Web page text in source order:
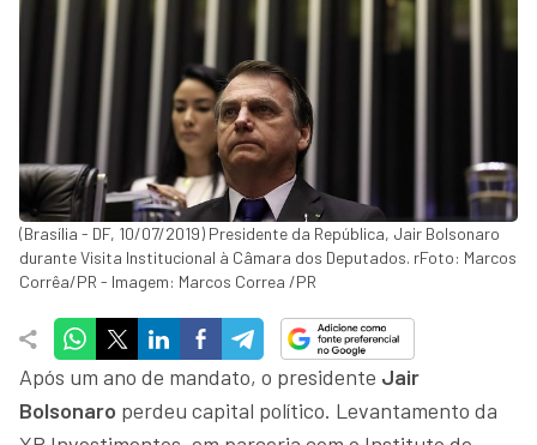
(Brasília - DF, 10/07/2019) Presidente da República, Jair Bolsonaro
durante Visita Institucional à Câmara dos Deputados. rFoto: Marcos
Corrêa/PR - Imagem: Marcos Correa /PR
Após um ano de mandato, o presidente Jair
Bolsonaro perdeu capital político. Levantamento da